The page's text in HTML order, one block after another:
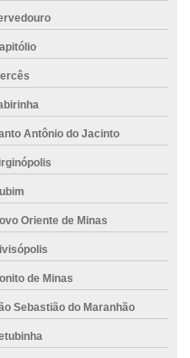
Antônio do Jacinto
Oriente de Minas
de Minas
Sebastião do Maranhão